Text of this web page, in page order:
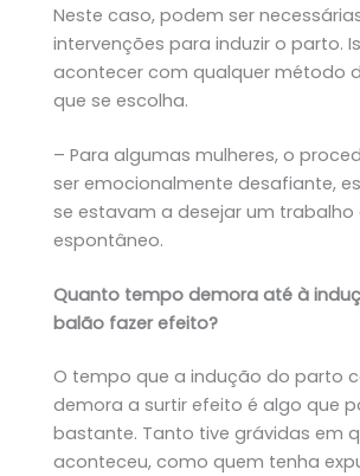
Neste caso, podem ser
intervenções para induzir o parto.
acontecer com qualquer método
que se escolha.
– Para algumas mulheres, o
ser emocionalmente desafiante,
se estavam a desejar um
espontâneo.
Quanto tempo demora até à
balão fazer efeito?
O tempo que a indução do parto
demora a surtir efeito é algo que
bastante. Tanto tive grávidas em
aconteceu, como quem tenha